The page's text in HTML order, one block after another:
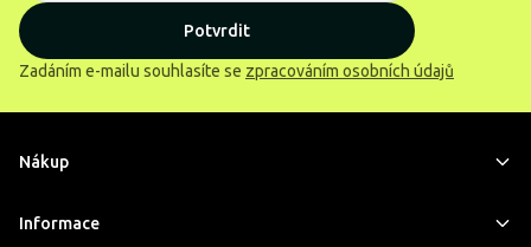
Potvrdit
Zadáním e-mailu souhlasíte se zpracováním osobních údajů
Nákup
Informace